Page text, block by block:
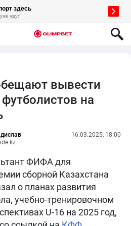
вывести
на
16.03.2025, 18:00
ФИФА для
сборной Казахстана
о планах развития
учебно-тренировочном
U-16 на 2025 год,